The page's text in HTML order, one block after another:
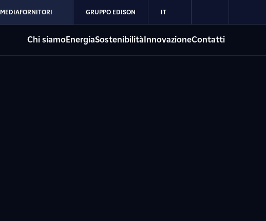
MEDIAFORNITORI GRUPPO EDISON IT
Chi siamoEnergiaSostenibilitàInnovazioneContatti